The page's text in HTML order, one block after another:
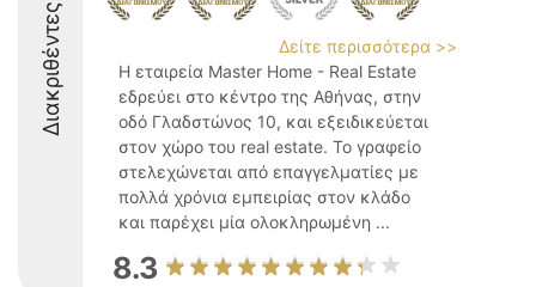
Διακριθέντες
Δείτε περισσότερα >>
Η εταιρεία Master Home - Real Estate
εδρεύει στο κέντρο της Αθήνας, στην
οδό Γλαδστώνος 10, και εξειδικεύεται
στον χώρο του real estate. Το γραφείο
στελεχώνεται από επαγγελματίες με
πολλά χρόνια εμπειρίας στον κλάδο
και παρέχει μία ολοκληρωμένη ...
8.3